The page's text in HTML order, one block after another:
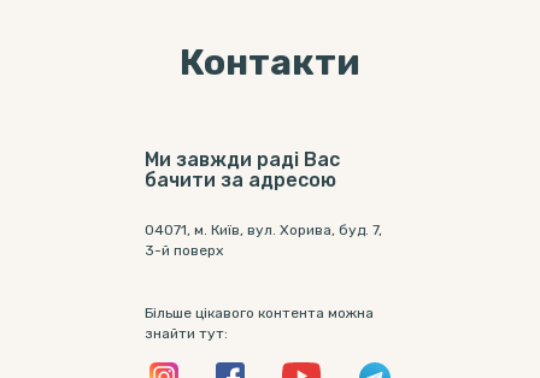
Контакти
Ми завжди раді Вас
бачити за адресою
04071, м. Київ, вул. Хорива, буд. 7,
3-й поверх
Більше цікавого контента можна
знайти тут: